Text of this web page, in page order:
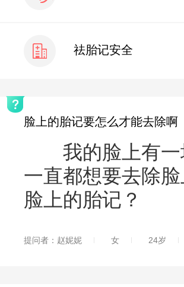
祛胎记安全
脸上的胎记要怎么才能去除啊
我的脸上有一
一直都想要去除
脸上的胎记？
提问者：赵妮妮 女 24岁